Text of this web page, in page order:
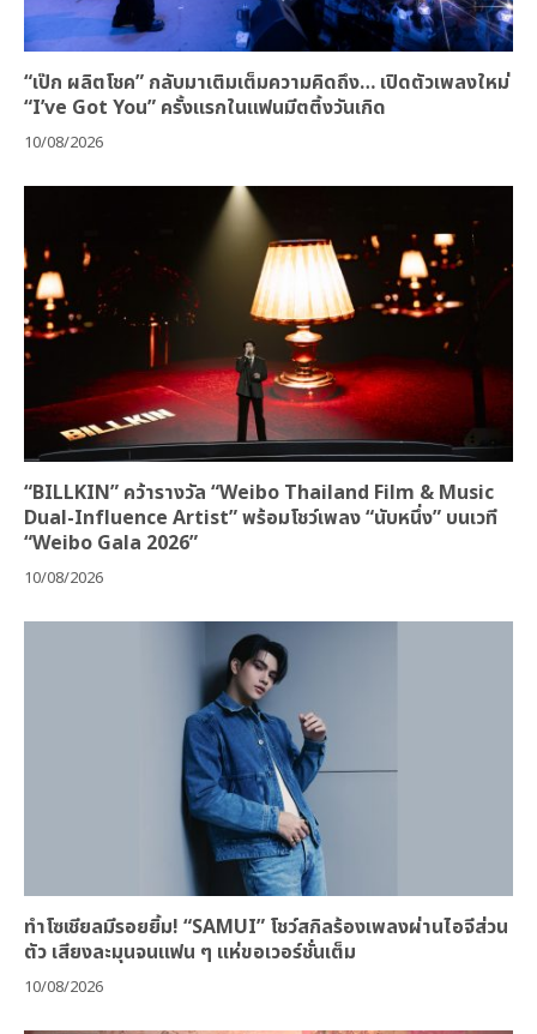
“เป๊ก ผลิตโชค” กลับมาเติมเต็มความคิดถึง… เปิดตัวเพลงใหม่
“I’ve Got You” ครั้งแรกในแฟนมีตติ้งวันเกิด
10/08/2026
“BILLKIN” คว้ารางวัล “Weibo Thailand Film & Music
Dual-Influence Artist” พร้อมโชว์เพลง “นับหนึ่ง” บนเวที
“Weibo Gala 2026”
10/08/2026
ทำโซเชียลมีรอยยิ้ม! “SAMUI” โชว์สกิลร้องเพลงผ่านไอจีส่วน
ตัว เสียงละมุนจนแฟน ๆ แห่ขอเวอร์ชั่นเต็ม
10/08/2026